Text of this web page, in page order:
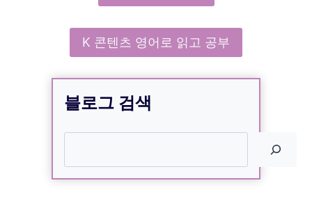
K 콘텐츠 영어로 읽고 공부
블로그 검색